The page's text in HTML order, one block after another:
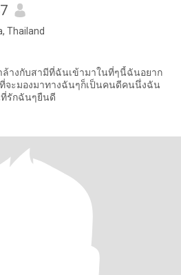
Thailand
างกับสามีที่ฉันเข้ามาในที่ๆนี้ฉันอยาก
จะมองมาทางฉันๆก็เป็นคนดีคนนึ่งฉัน
ที่รักฉันๆยืนดี